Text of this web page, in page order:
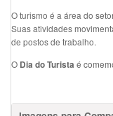
O turismo é a área do
Suas atividades
de postos de trabalho.
O Dia do Turista é